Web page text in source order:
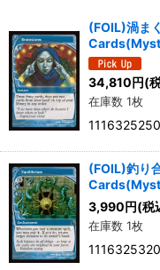
並び順:
(FOIL)渦ま
34,810円(
在庫数 1枚
(FOIL)釣り
3,990円(税
在庫数 1枚